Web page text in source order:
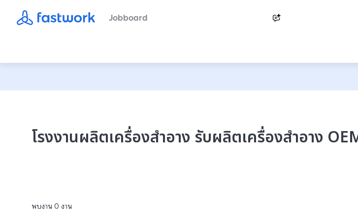
Jobboard
โรงงานผลิตเครื่องสําอาง รับผลิตเครื่องสำอาง
พบงาน 0 งาน